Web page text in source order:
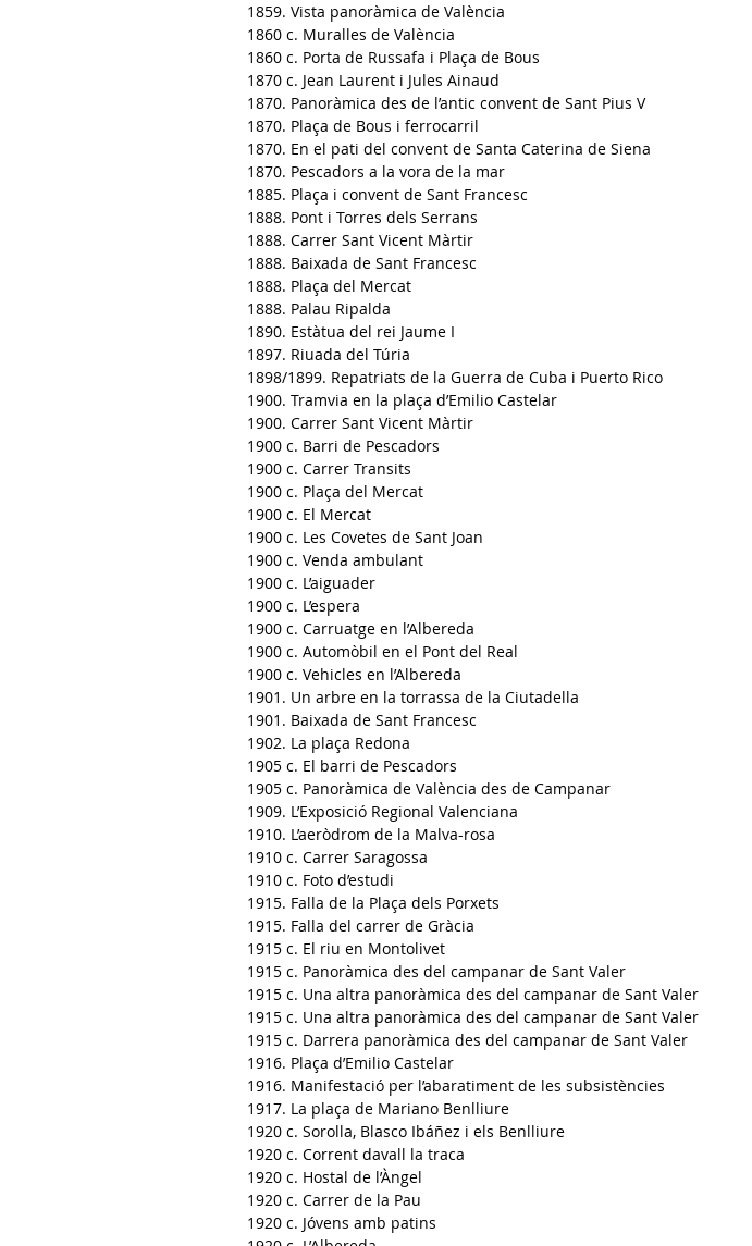
1859. Vista panoràmica de València
1860 c. Muralles de València
1860 c. Porta de Russafa i Plaça de Bous
1870 c. Jean Laurent i Jules Ainaud
1870. Panoràmica des de l’antic convent de Sant Pius V
1870. Plaça de Bous i ferrocarril
1870. En el pati del convent de Santa Caterina de Siena
1870. Pescadors a la vora de la mar
1885. Plaça i convent de Sant Francesc
1888. Pont i Torres dels Serrans
1888. Carrer Sant Vicent Màrtir
1888. Baixada de Sant Francesc
1888. Plaça del Mercat
1888. Palau Ripalda
1890. Estàtua del rei Jaume I
1897. Riuada del Túria
1898/1899. Repatriats de la Guerra de Cuba i Puerto Rico
1900. Tramvia en la plaça d’Emilio Castelar
1900. Carrer Sant Vicent Màrtir
1900 c. Barri de Pescadors
1900 c. Carrer Transits
1900 c. Plaça del Mercat
1900 c. El Mercat
1900 c. Les Covetes de Sant Joan
1900 c. Venda ambulant
1900 c. L’aiguader
1900 c. L’espera
1900 c. Carruatge en l’Albereda
1900 c. Automòbil en el Pont del Real
1900 c. Vehicles en l’Albereda
1901. Un arbre en la torrassa de la Ciutadella
1901. Baixada de Sant Francesc
1902. La plaça Redona
1905 c. El barri de Pescadors
1905 c. Panoràmica de València des de Campanar
1909. L’Exposició Regional Valenciana
1910. L’aeròdrom de la Malva-rosa
1910 c. Carrer Saragossa
1910 c. Foto d’estudi
1915. Falla de la Plaça dels Porxets
1915. Falla del carrer de Gràcia
1915 c. El riu en Montolivet
1915 c. Panoràmica des del campanar de Sant Valer
1915 c. Una altra panoràmica des del campanar de Sant Valer
1915 c. Una altra panoràmica des del campanar de Sant Valer
1915 c. Darrera panoràmica des del campanar de Sant Valer
1916. Plaça d’Emilio Castelar
1916. Manifestació per l’abaratiment de les subsistències
1917. La plaça de Mariano Benlliure
1920 c. Sorolla, Blasco Ibáñez i els Benlliure
1920 c. Corrent davall la traca
1920 c. Hostal de l’Àngel
1920 c. Carrer de la Pau
1920 c. Jóvens amb patins